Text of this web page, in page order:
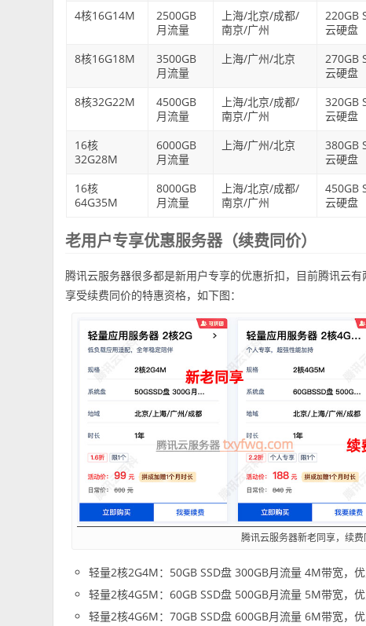
4核16G14M
2500GB
月流量
上海/北京/成都/
南京/广州
220GB
云硬盘
8核16G18M
3500GB
月流量
上海/广州/北京
270GB
云硬盘
8核32G22M
4500GB
月流量
上海/北京/成都/
南京/广州
320GB
云硬盘
16核
32G28M
6000GB
月流量
上海/广州/北京
380GB
云硬盘
16核
64G35M
8000GB
月流量
上海/北京/成都/
南京/广州
450GB
云硬盘
老用户专享优惠服务器（续费同价）
腾讯云服务器很多都是新用户专享的优惠折扣，目前腾讯云
享受续费同价的特惠资格，如下图：
腾讯云服务器新老同享，续费
轻量2核2G4M：50GB SSD盘 300GB月流量 4M带宽，
轻量2核4G5M：60GB SSD盘 500GB月流量 5M带宽，
轻量2核4G6M：70GB SSD盘 600GB月流量 6M带宽，